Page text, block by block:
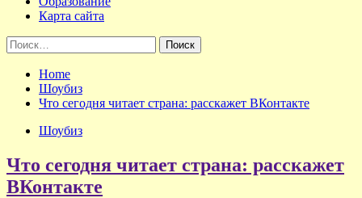
Карта сайта
Найти:
Home
Шоубиз
Что сегодня читает страна: расскажет ВКонтакте
Шоубиз
Что сегодня читает страна: расскажет
ВКонтакте